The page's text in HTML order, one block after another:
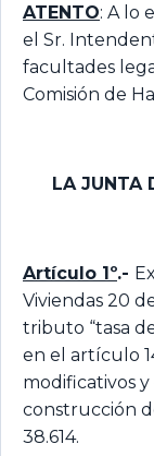
ATENTO: A lo
el Sr.
facultades
Comisión de
LA JUNTA
Artículo 1º.-
Viviendas 20
tributo “tasa
en el artículo
modificativos
construcción
38.614.